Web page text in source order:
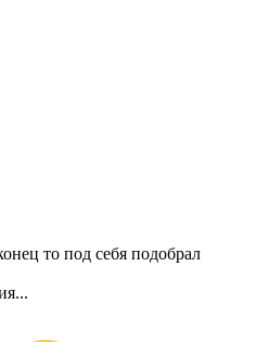
то под себя подобрал